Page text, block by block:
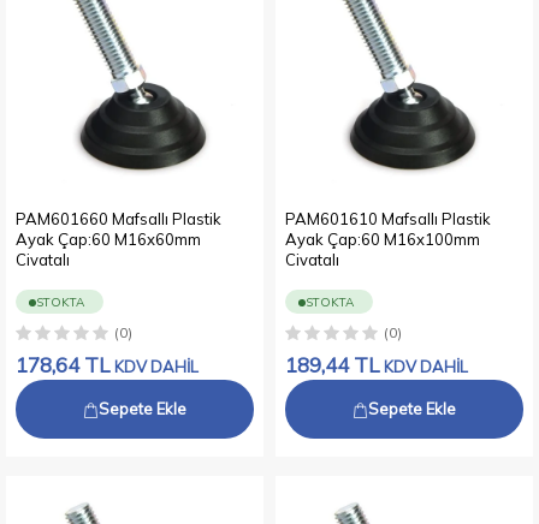
PAM601660 Mafsallı Plastik
Ayak Çap:60 M16x60mm
Civatalı
STOKTA
(0)
178,64TL KDV DAHİL
Sepete Ekle
PAM601610 Mafsallı Plastik
Ayak Çap:60 M16x100mm
Civatalı
STOKTA
(0)
189,44TL KDV DAHİL
Sepete Ekle